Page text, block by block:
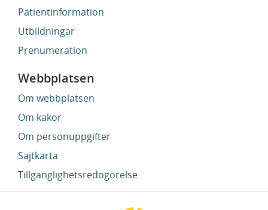
Patientinformation
Utbildningar
Prenumeration
Webbplatsen
Om webbplatsen
Om kakor
Om personuppgifter
Sajtkarta
Tillgänglighetsredogörelse